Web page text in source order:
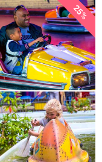
25%